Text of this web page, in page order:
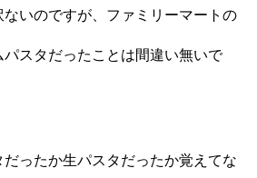
いのですが、ファミリーマートの
スタだったことは間違い無いで
ったか生パスタだったか覚えてな